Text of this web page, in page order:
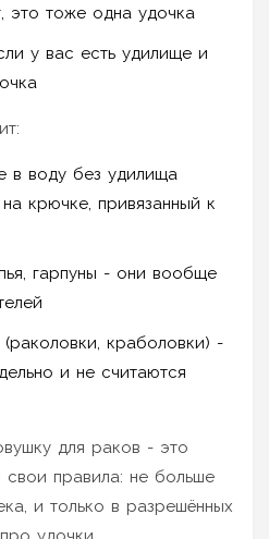
это тоже одна удочка
у вас есть удилище и
в воду без удилища
крючке, привязанный к
гарпуны - они вообще
краболовки) -
и не считаются
для раков - это
свои правила: не больше
и только в разрешённых